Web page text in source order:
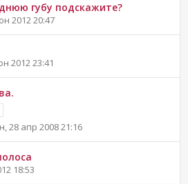
губу подскажите?
2012 20:47
2012 23:41
28 апр 2008 21:16
18:53